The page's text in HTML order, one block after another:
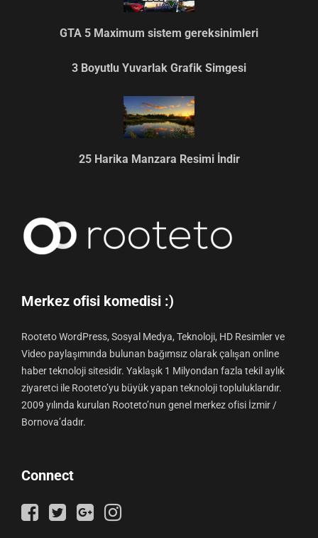
GTA 5 Maximum sistem gereksinimleri
3 Boyutlu Yuvarlak Grafik Simgesi
25 Harika Manzara Resimi İndir
Merkez ofisi komedisi :)
Rooteto WordPress, Sosyal Medya, Teknoloji, HD Resimler ve
Video paylaşımında bulunan bağımsız olarak çalışan online
haber teknoloji sitesidir. Yaklaşık 1 Milyondan fazla tekil aylık
ziyaretci ile Rooteto’yu büyük yapan teknoloji topluluklarıdır.
2009 yılında kurulan Rooteto’nun genel merkez ofisi İzmir /
Bornova’dadır.
Connect